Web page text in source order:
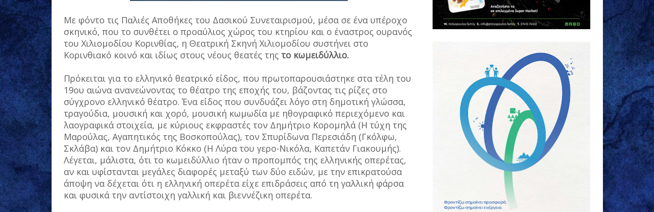
Με φόντο τις Παλιές Αποθήκες του Δασικού Συνεταιρισμού, μέσα σε ένα υπέροχο
σκηνικό, που το συνθέτει ο προαύλιος χώρος του κτηρίου και ο έναστρος ουρανός
του Χιλιομοδίου Κορινθίας, η Θεατρική Σκηνή Χιλιομοδίου συστήνει στο
Κορινθιακό κοινό και ιδίως στους νέους θεατές της το κωμειδύλλιο.
Πρόκειται για το ελληνικό θεατρικό είδος, που πρωτοπαρουσιάστηκε στα τέλη του
19ου αιώνα ανανεώνοντας το θέατρο της εποχής του, βάζοντας τις ρίζες στο
σύγχρονο ελληνικό θέατρο. Ένα είδος που συνδυάζει λόγο στη δημοτική γλώσσα,
τραγούδια, μουσική και χορό, μουσική κωμωδία με ηθογραφικό περιεχόμενο και
λαογραφικά στοιχεία, με κύριους εκφραστές τον Δημήτριο Κορομηλά (Η τύχη της
Μαρούλας, Αγαπητικός της Βοσκοπούλας), τον Σπυρίδωνα Περεσιάδη (Γκόλφω,
Σκλάβα) και τον Δημήτριο Κόκκο (Η Λύρα του γερο-Νικόλα, Καπετάν Γιακουμής).
Λέγεται, μάλιστα, ότι το κωμειδύλλιο ήταν ο προπομπός της ελληνικής οπερέτας,
αν και υφίστανται μεγάλες διαφορές μεταξύ των δύο ειδών, με την επικρατούσα
άποψη να δέχεται ότι η ελληνική οπερέτα είχε επιδράσεις από τη γαλλική φάρσα
και φυσικά την αντίστοιχη γαλλική και βιεννέζικη οπερέτα.